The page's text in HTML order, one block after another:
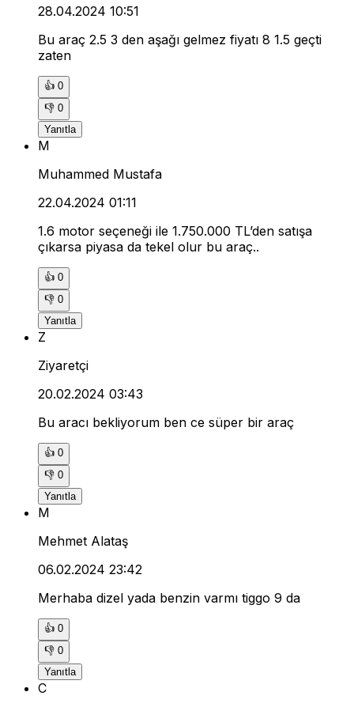
28.04.2024 10:51
Bu araç 2.5 3 den aşağı gelmez fiyatı 8 1.5 geçti
zaten
👍 0
👎 0
Yanıtla
M
Muhammed Mustafa
22.04.2024 01:11
1.6 motor seçeneği ile 1.750.000 TL’den satışa
çıkarsa piyasa da tekel olur bu araç..
👍 0
👎 0
Yanıtla
Z
Ziyaretçi
20.02.2024 03:43
Bu aracı bekliyorum ben ce süper bir araç
👍 0
👎 0
Yanıtla
M
Mehmet Alataş
06.02.2024 23:42
Merhaba dizel yada benzin varmı tiggo 9 da
👍 0
👎 0
Yanıtla
C